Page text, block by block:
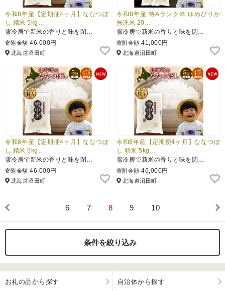
令和8年産【定期便4ヶ月】ななつぼ
し 精米 5kg…
雪冷房で新米の香りと味を閉…
寄附金額 46,000円
北海道沼田町
令和8年産 特Aランク米 ゆめぴりか
無洗米 20…
雪冷房で新米の香りと味を閉…
寄附金額 41,000円
北海道沼田町
令和8年産【定期便4ヶ月】ななつぼ
し 精米 5kg…
雪冷房で新米の香りと味を閉…
寄附金額 46,000円
北海道沼田町
令和8年産【定期便4ヶ月】ななつぼ
し 精米 5kg…
雪冷房で新米の香りと味を閉…
寄附金額 46,000円
北海道沼田町
6 7 8 9 10
条件を絞り込み
お礼の品から探す 自治体から探す